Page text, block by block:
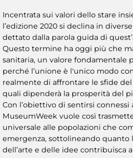
Incentrata sui valori dello stare
l’edizione 2020 si declina in
dettato dalla parola guida di
Questo termine ha oggi più che
sanitaria, un valore fondamentale
perché l’unione è l'unico modo
realmente di affrontare le sfide del
quali dipenderà la prosperità del
Con l’obiettivo di sentirsi connessi
MuseumWeek vuole così
universale alle popolazioni che
emergenza, sottolineando quanto
dell’arte e delle idee contribuisca